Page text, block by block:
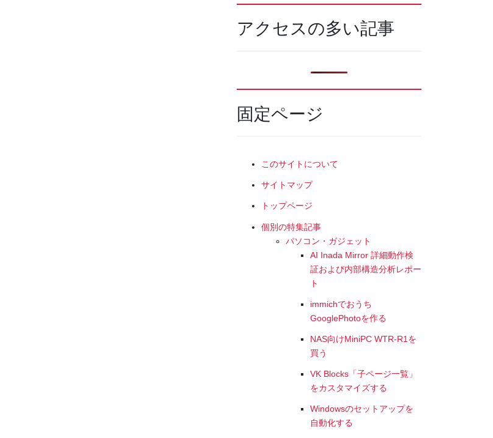
アクセスの多い記事
固定ページ
このサイトについて
サイトマップ
トップページ
個別の特集記事
パソコン・ガジェット
AI Inada Mirror 詳細動作検
証および内部構造分析レポー
ト
immichでおうち
GooglePhotoを作る
NAS向けMiniPC WTR-R1を
買う
VK Blocks「子ページ一覧」
をカスタマイズする
Windowsのセットアップを
自動化する